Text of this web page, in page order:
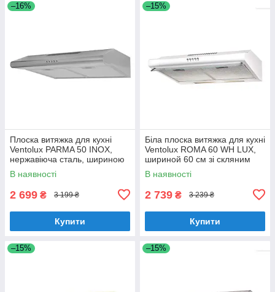
–16%
Плоска витяжка для кухні
Ventolux PARMA 50 INOX,
нержавіюча сталь, шириною
50 см, під навісну шафу
В наявності
2 699 ₴ 3 199 ₴
Купити
–15%
Біла плоска витяжка для кухні
Ventolux ROMA 60 WH LUX,
шириной 60 см зі скляним
козирком
В наявності
2 739 ₴ 3 239 ₴
Купити
–15% –15%